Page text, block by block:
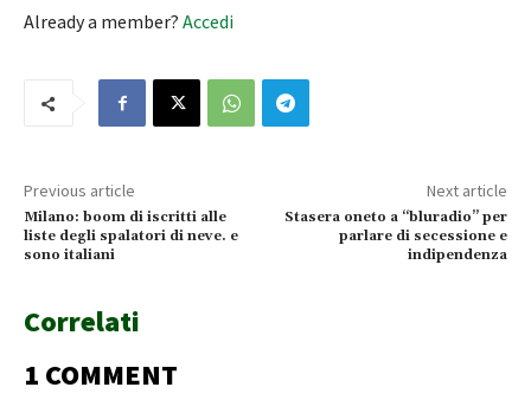
Already a member? Accedi
Previous article
Milano: boom di iscritti alle
liste degli spalatori di neve. e
sono italiani
Next article
Stasera oneto a “bluradio” per
parlare di secessione e
indipendenza
Correlati
1 COMMENT